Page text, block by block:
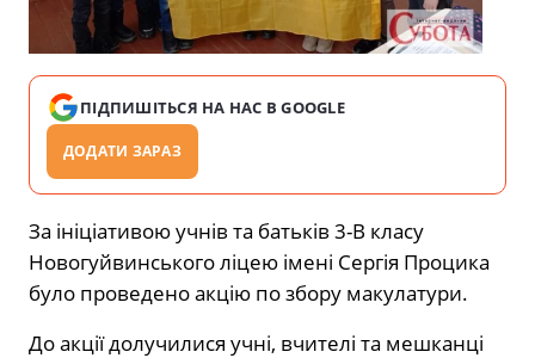
ПІДПИШІТЬСЯ НА НАС В GOOGLE
ДОДАТИ ЗАРАЗ
За ініціативою учнів та батьків 3-В класу
Новогуйвинського ліцею імені Сергія Процика
було проведено акцію по збору макулатури.
До акції долучилися учні, вчителі та мешканці